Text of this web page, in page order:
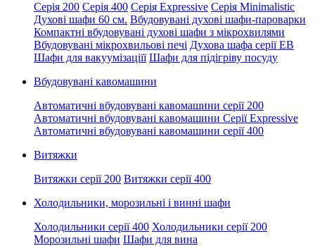
Серія 200 Серія 400 Серія Expressive Серія Minimalistic
Духові шафи 60 см. Вбудовувані духові шафи-пароварки
Компактні вбудовувані духові шафи з мікрохвилями
Вбудовувані мікрохвильові печі Духова шафа серії EB
Шафи для вакуумізаціїї Шафи для підігріву посуду
Вбудовувані кавомашини
Автоматичні вбудовувані кавомашини серії 200
Автоматичні вбудовувані кавомашини Серії Expressive
Автоматичні вбудовувані кавомашини серії 400
Витяжки
Витяжки серії 200 Витяжки серії 400
Холодильники, морозильні і винні шафи
Холодильники серії 400 Холодильники серії 200
Морозильні шафи Шафи для вина